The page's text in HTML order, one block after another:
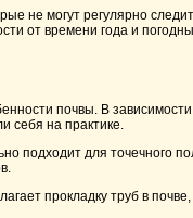
не могут регулярно
от времени года и
почвы. В
себя на практике.
подходит для точечного
прокладку труб в